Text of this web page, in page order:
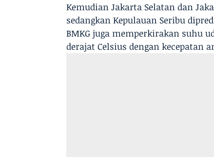
Kemudian Jakarta Selatan dan
sedangkan Kepulauan Seribu
BMKG juga memperkirakan suhu
derajat Celsius dengan kecepatan